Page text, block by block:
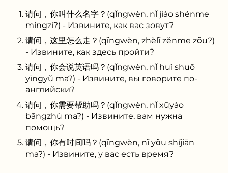
请问，你叫什么名字？(qǐngwèn, nǐ jiào shénme
míngzi?) - Извините, как вас зовут?
请问，这里怎么走？(qǐngwèn, zhèlǐ zěnme zǒu?)
- Извините, как здесь пройти?
请问，你会说英语吗？(qǐngwèn, nǐ huì shuō
yīngyǔ ma?) - Извините, вы говорите по-
английски?
请问，你需要帮助吗？(qǐngwèn, nǐ xūyào
bāngzhù ma?) - Извините, вам нужна
помощь?
请问，你有时间吗？(qǐngwèn, nǐ yǒu shíjiān
ma?) - Извините, у вас есть время?